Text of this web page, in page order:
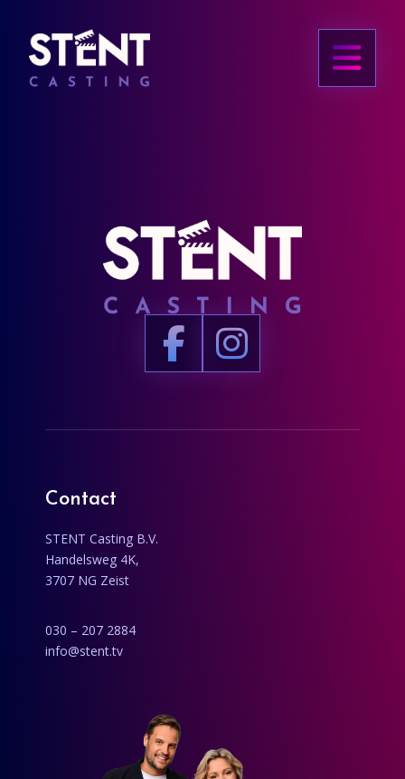
Contact
STENT Casting B.V.
Handelsweg 4K,
3707 NG Zeist
030 – 207 2884
info@stent.tv